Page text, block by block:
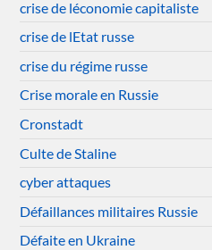
crise de léconomie capitaliste
crise de lEtat russe
crise du régime russe
Crise morale en Russie
Cronstadt
Culte de Staline
cyber attaques
Défaillances militaires Russie
Défaite en Ukraine